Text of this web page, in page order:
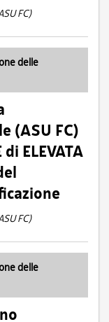
FC)
delle
(ASU FC)
ELEVATA
FC)
delle